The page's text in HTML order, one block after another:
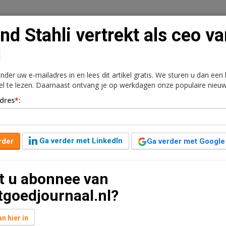
Vacaturebank Contact Abonnementen
ceo van NSI
de raad van commissarissen heeft Stahli
Stahli vertrekt als ceo
uw e-mailadres in en lees dit artikel gratis. We sturen u dan een
te lezen. Daarnaast ontvang je op werkdagen onze populaire
*:
Ga verder met LinkedIn Ga verder met Google
u abonnee van
hier in